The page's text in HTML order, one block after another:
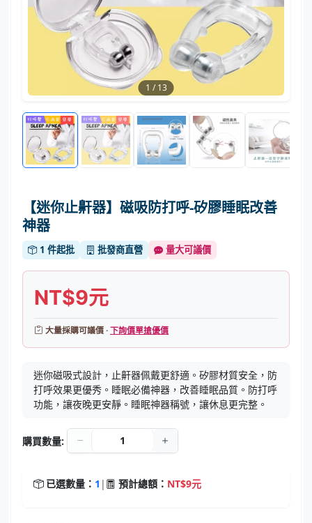
1 /13
【迷你止鼾器】磁吸防打呼-矽膠睡眠改善
神器
1 件起批 批發商直營 量大可議價
NT$9元
大量採購可議價 ·下詢價單搶優價
迷你磁吸式設計，止鼾器佩戴更舒適。矽膠材質安全，防
打呼效果更優秀。睡眠必備神器，改善睡眠品質。防打呼
功能，讓夜晚更安靜。睡眠神器稱號，讓休息更完整。
購買數量:
已選數量： 1 | 預計總額： NT$9元